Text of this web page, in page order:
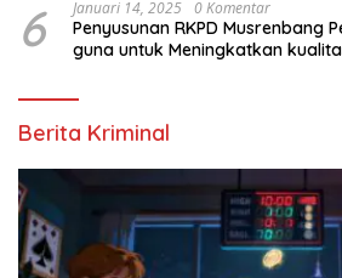
6 Januari 14, 2025 0 Komentar
Penyusunan RKPD Musrenbang
guna untuk Meningkatkan
Berita Kriminal